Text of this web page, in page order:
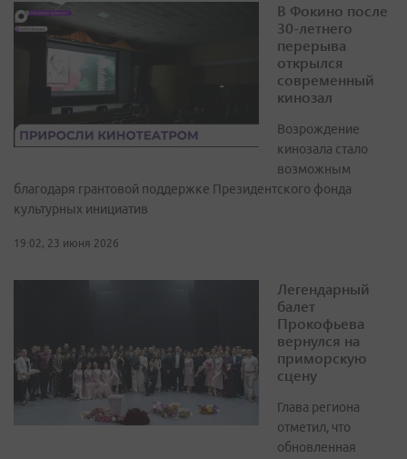
В Фокино после
30-летнего
перерыва
открылся
современный
кинозал
Возрождение
кинозала стало
возможным
благодаря грантовой поддержке Президентского фонда
культурных инициатив
19:02, 23 июня 2026
Легендарный
балет
Прокофьева
вернулся на
приморскую
сцену
Глава региона
отметил, что
обновленная